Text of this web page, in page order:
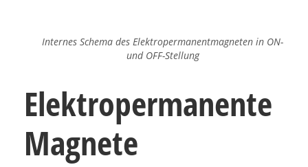
Internes Schema des Elektropermanentmagneten in ON-
und OFF-Stellung
Elektropermanente
Magnete